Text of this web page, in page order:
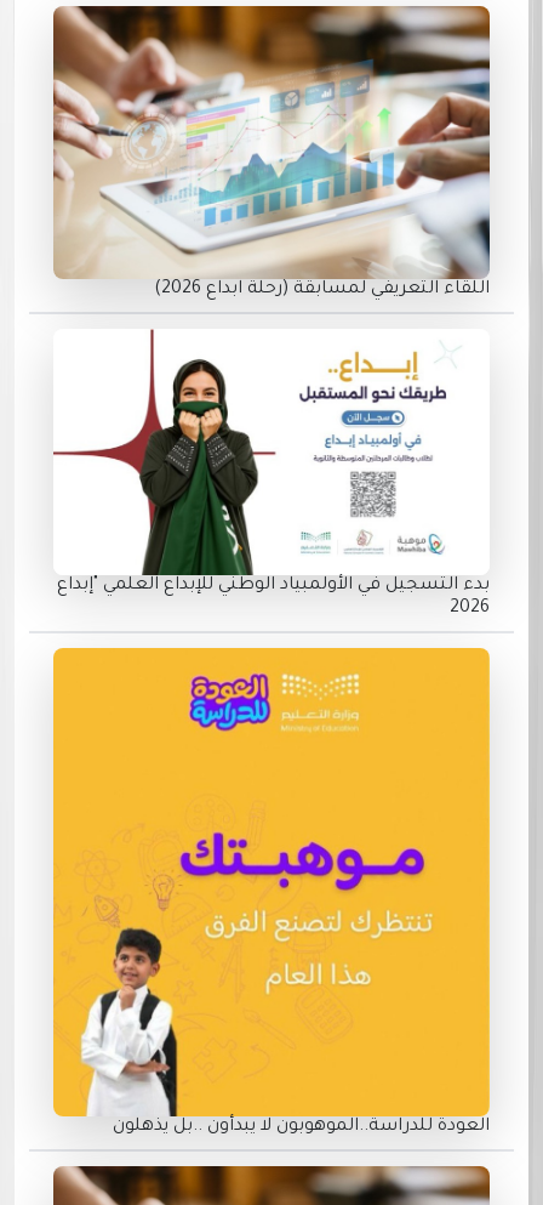
اللقاء التعريفي لمسابقة (رحلة ابداع 2026)
بدء التسجيل في الأولمبياد الوطني للإبداع العلمي "إبداع
2026
العودة للدراسة..الموهوبون لا يبدأون ..بل يذهلون